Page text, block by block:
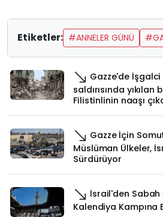
Etiketler: #ANNELER GÜNÜ
Gazze'de
saldırısında yıkılan
Filistinlinin naaşı
Gazze İçin
Müslüman Ülkeler,
Sürdürüyor
İsrail'den Sabah
Kalendiya Kampına